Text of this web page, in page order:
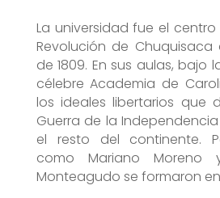
La universidad fue el
Revolución de
de 1809. En sus aulas, bajo
célebre Academia de
los ideales libertarios que
Guerra de la
el resto del continente.
como Mariano Moreno
Monteagudo se formaron